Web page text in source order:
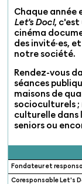
Chaque année
Let's Doc!, c'est
cinéma
des invité·es,
notre société.
Rendez-vous
séances
maisons de
socioculturels ;
culturelle dans
seniors ou
Fondateur et
Coresponsable Let's